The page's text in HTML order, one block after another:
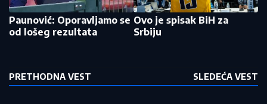
Paunović: Oporavljamo se
od lošeg rezultata
PRETHODNA VEST
Ovo je spisak BiH za
Srbiju
SLEDEĆA VEST